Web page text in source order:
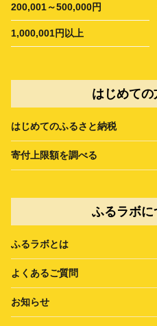
200,001～500,000円
1,000,001円以上
はじめての
はじめてのふるさと納税
寄付上限額を調べる
ふるラボに
ふるラボとは
よくあるご質問
お知らせ